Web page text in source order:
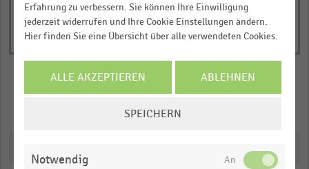
in
Milliarden
Euro.
Range:
-0.08113970588235293
to
1.0566161764705881.
table.
Erfahrung zu verbessern. Sie können Ihre Einwilligung
jederzeit widerrufen und Ihre Cookie Einstellungen ändern.
Hier finden Sie eine Übersicht über alle verwendeten Cookies.
ALLE AKZEPTIEREN ABLEHNEN
SPEICHERN
Notwendig